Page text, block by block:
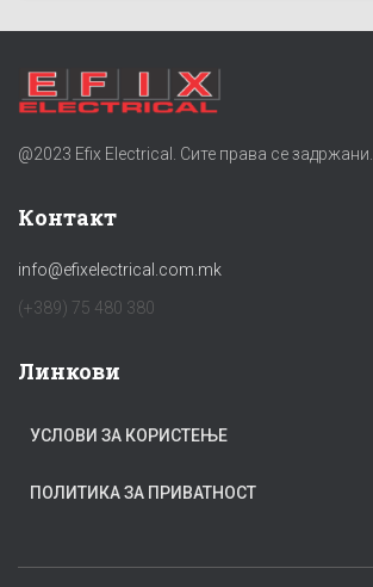
@2023 Efix Electrical. Сите права се задржани.
Контакт
info@efixelectrical.com.mk
(+389) 75 480 380
Линкови
УСЛОВИ ЗА КОРИСТЕЊЕ
ПОЛИТИКА ЗА ПРИВАТНОСТ